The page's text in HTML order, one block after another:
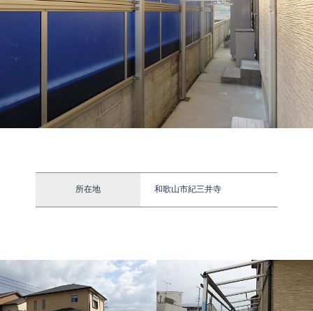
所在地 和歌山市紀三井寺